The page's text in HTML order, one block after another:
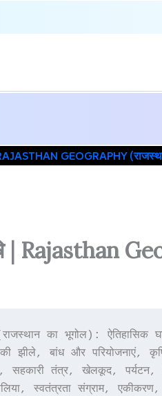
GEOGRAPHY
| Rajasthan
का भूगोल): ऐतिहासिक
झीले, बांध और परियोजनाएं,
तंत्र, खेलकूद, पर्यटन,
स्वतंत्रता संग्राम,